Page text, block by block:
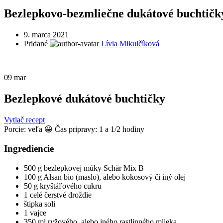
Bezlepkovo-bezmliečne dukátové
9. marca 2021
Pridané
Lívia Mikulčíková
09 mar
Bezlepkové dukátové buchtičky
Vytlač recept
Porcie: veľa 😀 Čas pripravy: 1 a 1/2 hodiny
Ingrediencie
500 g bezlepkovej múky Schär Mix B
100 g Alsan bio (maslo), alebo kokosový či iný olej
50 g kryštáľového cukru
1 celé čerstvé droždie
štipka soli
1 vajce